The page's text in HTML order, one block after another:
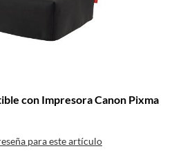
con Impresora Canon Pixma
para este artículo